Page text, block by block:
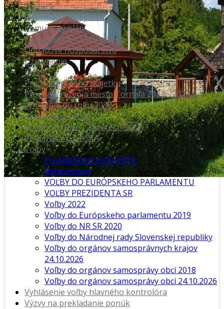
Faktúry
Informácia verejnosti
Komunitný plán
Koronavírus na Slovensku
Odpadové hospodárstvo
Oznámenie
PHSR
Predaj obecného majetku
Program rozvoja mesta Tornaľa 2023 - 2027 s
výhľadom do roku 2030
Referendum 2026
Rozpočet obce - Záverečné účty
VEREJNÁ VYHLÁŠKA
Voľby
Prezidentské voľby 2019
Referendum
VOĽBY DO EURÓPSKEHO PARLAMENTU
VOĽBY PREZIDENTA SR
Voľby 2022
Voľby do Európskeho parlamentu 2019
Voľby do NR SR 2020
Voľby do Národnej rady Slovenskej republiky
Voľby do orgánov samosprávnych krajov
24.10.2026
Voľby do orgánov samosprávy obcí 2018
Voľby do orgánov samosprávy obcí 24.10.2026
Vyhlásenie voľby hlavného kontrolóra
Výzvy na prekladanie ponúk